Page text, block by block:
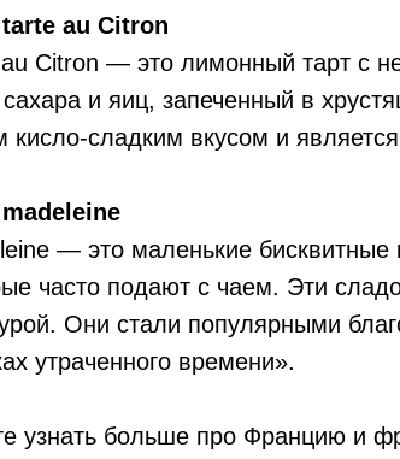
au Citron
Citron — это лимонный тарт с
и яиц, запеченный в
кисло-сладким вкусом и
— это маленькие бисквитные
часто подают с чаем. Эти
Они стали популярными
утраченного времени».
узнать больше про Францию и